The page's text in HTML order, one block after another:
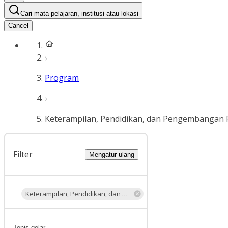
Cari mata pelajaran, institusi atau lokasi
Cancel
Program
Keterampilan, Pendidikan, dan Pengembangan
Filter Mengatur ulang
Keterampilan, Pendidikan, dan Pengembangan Profesional